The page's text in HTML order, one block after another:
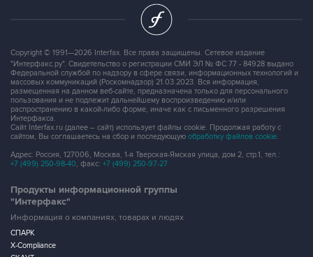
Copyright © 1991—2026 Interfax. Все права защищены. Сетевое издание
"Интерфакс.ру". Свидетельство о регистрации СМИ ЭЛ № ФС 77 - 84928 выдано
Федеральной службой по надзору в сфере связи, информационных технологий и
массовых коммуникаций (Роскомнадзор) 21.03.2023. Вся информация,
размещенная на данном веб-сайте, предназначена только для персонального
пользования и не подлежит дальнейшему воспроизведению и/или
распространению в какой-либо форме, иначе как с письменного разрешения
Интерфакса.
Сайт Interfax.ru (далее – сайт) использует файлы cookie. Продолжая работу с
сайтом, Вы соглашаетесь на сбор и последующую обработку файлов cookie.
Адрес: Россия, 127006, Москва, 1-я Тверская-Ямская улица, дом 2, стр.1, тел.:
+7 (499) 250-98-40, факс: +7 (499) 250-97-27
Продукты информационной группы
"Интерфакс"
Информация о компаниях, товарах и людях
СПАРК
X-Compliance